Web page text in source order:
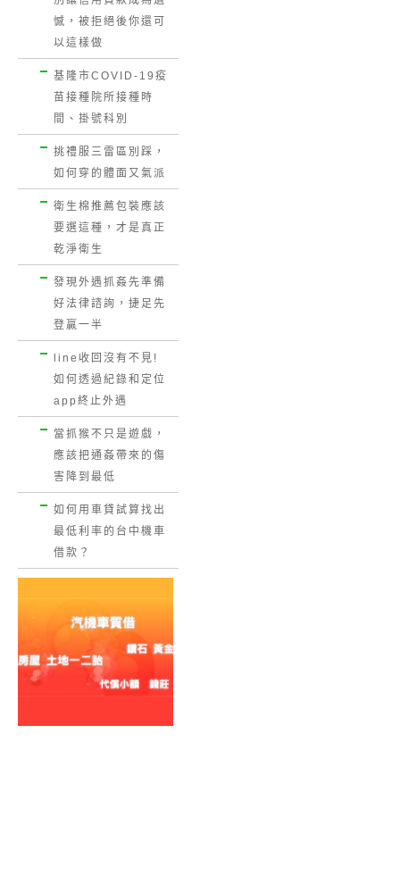
憾，被拒絕後你還可
以這樣做
基隆市COVID-19疫
苗接種院所接種時
間、掛號科別
挑禮服三雷區別踩，
如何穿的體面又氣派
衛生棉推薦包裝應該
要選這種，才是真正
乾淨衛生
發現外遇抓姦先準備
好法律諮詢，捷足先
登贏一半
line收回沒有不見!
如何透過紀錄和定位
app終止外遇
當抓猴不只是遊戲，
應該把通姦帶來的傷
害降到最低
如何用車貸試算找出
最低利率的台中機車
借款？